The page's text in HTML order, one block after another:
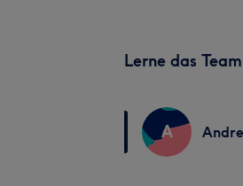
Lerne das
A